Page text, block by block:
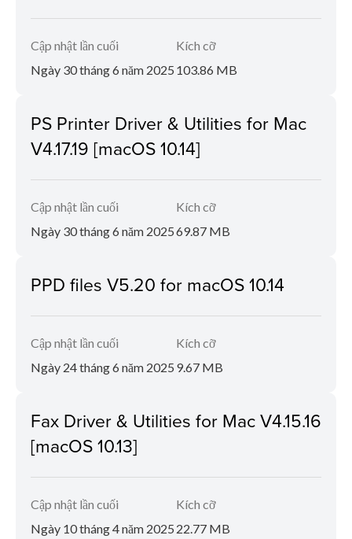
Cập nhật lần cuối
Ngày 30 tháng 6 năm 2025
Kích cỡ
103.86 MB
PS Printer Driver & Utilities for Mac
V4.17.19 [macOS 10.14]
Cập nhật lần cuối
Ngày 30 tháng 6 năm 2025
Kích cỡ
69.87 MB
PPD files V5.20 for macOS 10.14
Cập nhật lần cuối
Ngày 24 tháng 6 năm 2025
Kích cỡ
9.67 MB
Fax Driver & Utilities for Mac V4.15.16
[macOS 10.13]
Cập nhật lần cuối
Ngày 10 tháng 4 năm 2025
Kích cỡ
22.77 MB